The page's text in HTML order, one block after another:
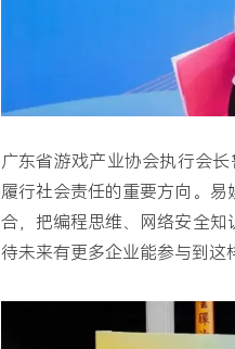
广东省游戏产业协会执行会
履行社会责任的重要方向。
合，把编程思维、网络安全
待未来有更多企业能参与到这